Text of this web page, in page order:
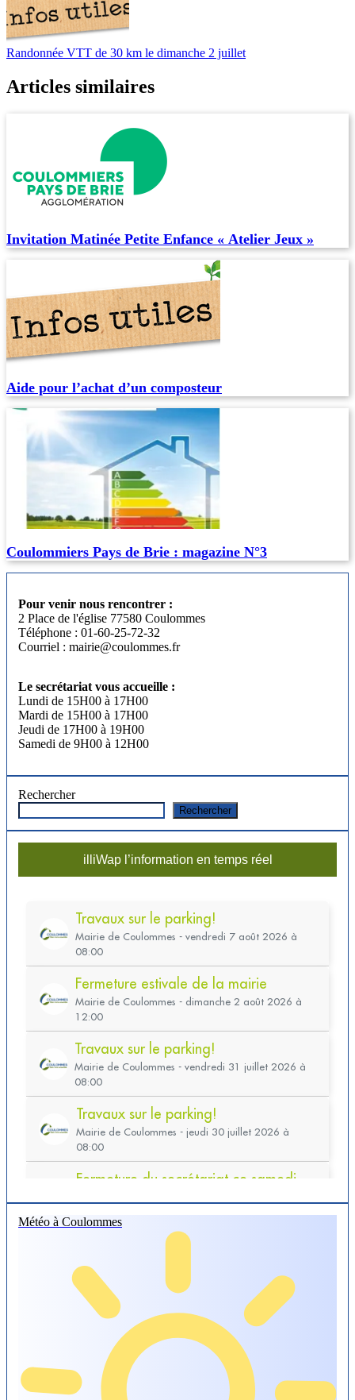
Randonnée VTT de 30 km le dimanche 2 juillet
Articles similaires
Invitation Matinée Petite Enfance « Atelier Jeux »
Aide pour l’achat d’un composteur
Coulommiers Pays de Brie : magazine N°3
Pour venir nous rencontrer :
2 Place de l'église 77580 Coulommes
Téléphone : 01-60-25-72-32
Courriel : mairie@coulommes.fr
Le secrétariat vous accueille :
Lundi de 15H00 à 17H00
Mardi de 15H00 à 17H00
Jeudi de 17H00 à 19H00
Samedi de 9H00 à 12H00
Rechercher
Rechercher
illiWap l’information en temps réel
Météo à Coulommes